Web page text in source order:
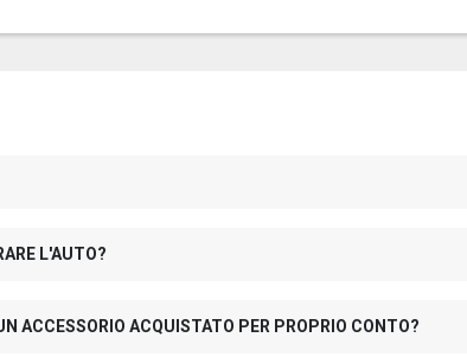
L'AUTO?
ACCESSORIO ACQUISTATO PER PROPRIO CONTO?